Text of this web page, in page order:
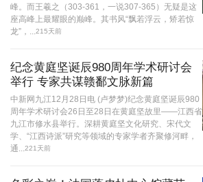
峰。而王羲之（303-361，一说307-365）无疑是这
座高峰上最耀眼的巅峰。其书风“飘若浮云，矫若惊
龙”，...
215天前
纪念黄庭坚诞辰980周年学术研讨会
举行 专家共谋赣鄱文脉新篇
中新网九江12月28日电 (卢梦梦)纪念黄庭坚诞辰980
周年学术研讨会26日至28日在黄庭坚故里——江西省
九江市修水县举行。深耕黄庭坚文化研究、宋代文
学、“江西诗派”研究等领域的专家学者齐聚修河畔，
通...
221天前